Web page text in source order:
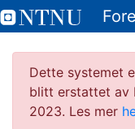
Dette systemet
blitt erstattet av
2023. Les mer